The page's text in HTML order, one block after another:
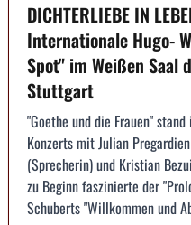
DICHTERLIEBE IN
Internationale Hugo-
Spot" im Weißen Saal
Stuttgart
"Goethe und die Frauen"
Konzerts mit Julian
(Sprecherin) und Kristian
zu Beginn faszinierte der
Schuberts "Willkommen und